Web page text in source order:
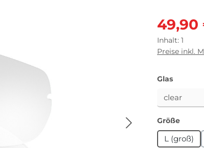
49,90
Inhalt: 1
Preise inkl.
Glas
Größe
L (groß)